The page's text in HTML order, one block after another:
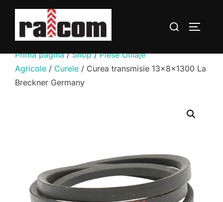
conținut
Caută
Prima pagină/Shop/Piese Utilaje
Agricole / Curele / Curea transmisie 13x8x1300 La
Breckner Germany